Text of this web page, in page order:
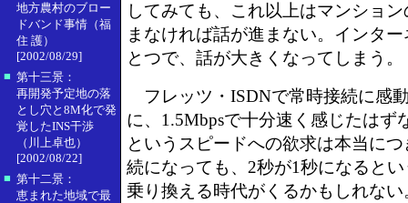
地方農村のブロー
ドバンド事情（福
住 護）
[2002/08/29]
■ 第十三景：
再開発予定地の落
とし穴と8M化で発
覚したINS干渉
（川上卓也）
[2002/08/22]
■ 第十二景：
恵まれた地域で最
してみても、これ以上はマンショ
まなければ話が進まない。インタ
とつで、話が大きくなってしまう。
フレッツ・ISDNで常時接続に感
に、1.5Mbpsで十分速く感じたはず
というスピードへの欲求は本当に
続になっても、2秒が1秒になると
乗り換える時代がくるかもしれな